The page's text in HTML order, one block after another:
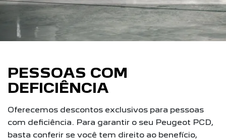
PESSOAS COM
DEFICIÊNCIA
Oferecemos descontos exclusivos para pessoas
com deficiência. Para garantir o seu Peugeot PCD,
basta conferir se você tem direito ao benefício,